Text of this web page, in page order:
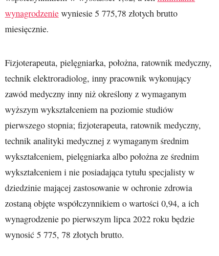
wynagrodzenie wyniesie 5 775,78 złotych brutto
miesięcznie.
Fizjoterapeuta, pielęgniarka, położna, ratownik medyczny,
technik elektroradiolog, inny pracownik wykonujący
zawód medyczny inny niż określony z wymaganym
wyższym wykształceniem na poziomie studiów
pierwszego stopnia; fizjoterapeuta, ratownik medyczny,
technik analityki medycznej z wymaganym średnim
wykształceniem, pielęgniarka albo położna ze średnim
wykształceniem i nie posiadająca tytułu specjalisty w
dziedzinie mającej zastosowanie w ochronie zdrowia
zostaną objęte współczynnikiem o wartości 0,94, a ich
wynagrodzenie po pierwszym lipca 2022 roku będzie
wynosić 5 775, 78 złotych brutto.